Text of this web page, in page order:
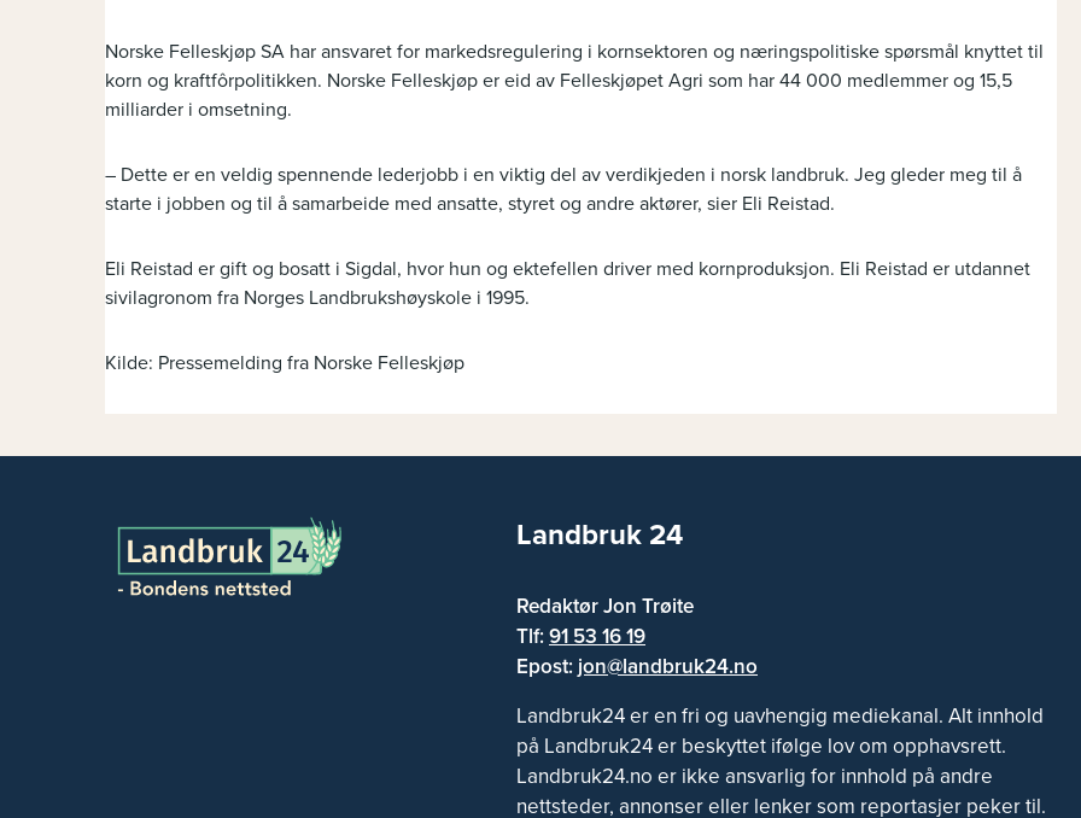
Norske Felleskjøp SA har ansvaret for markedsregulering i kornsektoren og næringspolitiske spørsmål knyttet til
korn og kraftfôrpolitikken. Norske Felleskjøp er eid av Felleskjøpet Agri som har 44 000 medlemmer og 15,5
milliarder i omsetning.
– Dette er en veldig spennende lederjobb i en viktig del av verdikjeden i norsk landbruk. Jeg gleder meg til å
starte i jobben og til å samarbeide med ansatte, styret og andre aktører, sier Eli Reistad.
Eli Reistad er gift og bosatt i Sigdal, hvor hun og ektefellen driver med kornproduksjon. Eli Reistad er utdannet
sivilagronom fra Norges Landbrukshøyskole i 1995.
Kilde: Pressemelding fra Norske Felleskjøp
Landbruk 24
Redaktør Jon Trøite
Tlf:91 53 16 19
Epost: jon@landbruk24.no
Landbruk24 er en fri og uavhengig mediekanal. Alt innhold
på Landbruk24 er beskyttet ifølge lov om opphavsrett.
Landbruk24.no er ikke ansvarlig for innhold på andre
nettsteder, annonser eller lenker som reportasjer peker til.